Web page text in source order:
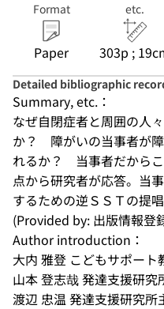
Format
Paper
etc.
303p ;
Detailed bibliographic
Summary, etc.：
なぜ自閉症者と周囲の人
か？　障がいの当事者が
れるか？　当事者だから
点から研究者が応答。当
するための逆ＳＳＴの提唱
(Provided by: 出版情報登
Author introduction：
大内 雅登 こどもサポート
山本 登志哉 発達支援研究
渡辺 忠温 発達支援研究所